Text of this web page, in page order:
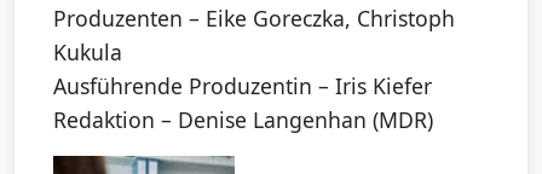
Produzenten – Eike Goreczka, Christoph
Kukula
Ausführende Produzentin – Iris Kiefer
Redaktion – Denise Langenhan (MDR)